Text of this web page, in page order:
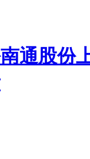
南通股份